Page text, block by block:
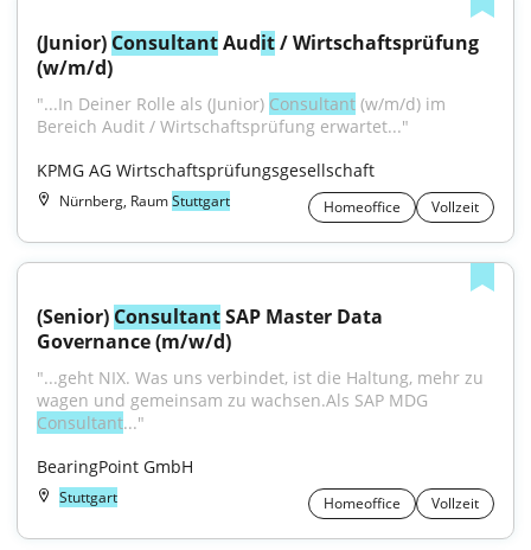
(Junior) Consultant Audit / Wirtschaftsprüfung
(w/m/d)
"...In Deiner Rolle als (Junior) Consultant (w/m/d) im
Bereich Audit / Wirtschaftsprüfung erwartet..."
KPMG AG Wirtschaftsprüfungsgesellschaft
Nürnberg, RaumStuttgart Homeoffice Vollzeit
(Senior) Consultant SAP Master Data
Governance (m/w/d)
"...geht NIX. Was uns verbindet, ist die Haltung, mehr zu
Consultant..."
BearingPoint GmbH
Stuttgart Homeoffice Vollzeit